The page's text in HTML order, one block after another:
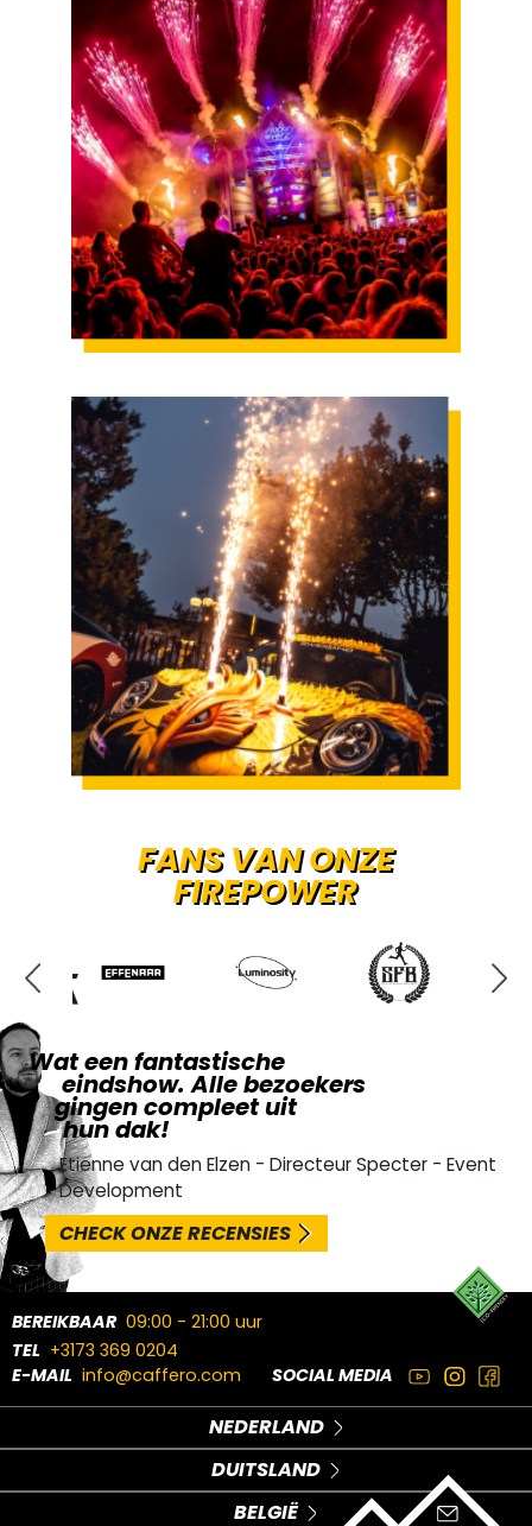
FANS VAN ONZE
FIREPOWER
Wat een fantastische
eindshow. Alle bezoekers
gingen compleet uit
hun dak!
Etienne van den Elzen - Directeur Specter - Event
Development
CHECK ONZE RECENSIES
BEREIKBAAR 09:00 - 21:00 uur
TEL +3173 369 0204
E-MAIL info@caffero.com SOCIAL MEDIA
NEDERLAND
DUITSLAND
BELGIË